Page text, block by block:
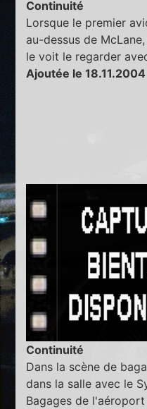
Continuité
Lorsque le premier
au-dessus de
le voit le regarder
Ajoutée le 18.11.2004
Continuité
Dans la scène de
dans la salle avec le
Bagages de